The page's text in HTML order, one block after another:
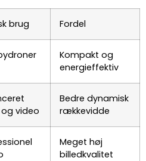
brug Fordel
Kompakt og
energieffektiv
video
Bedre dynamisk
rækkevidde
Meget høj
billedkvalitet